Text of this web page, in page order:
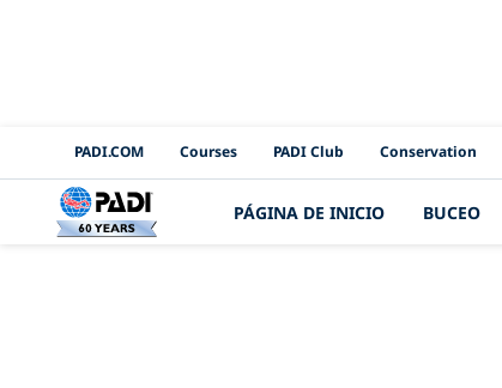
PADI Channels
PADI.COM Courses PADI Club Conservation
PÁGINA DE INICIO BUCEO